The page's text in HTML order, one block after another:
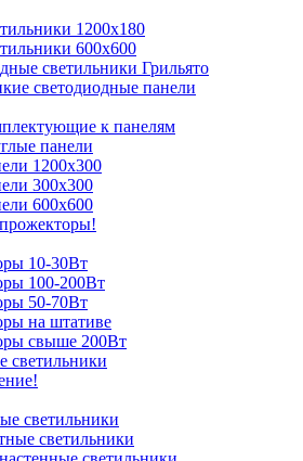
1200х180
600х600
светильники Грильято
светодиодные панели
к панелям
панели
1200х300
300х300
600х600
10-30Вт
100-200Вт
50-70Вт
на штативе
свыше 200Вт
светильники
светильники
светильники